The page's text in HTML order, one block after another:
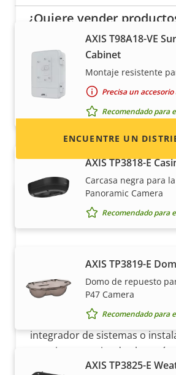
AXIS T98A18-VE
Cabinet
Montaje resistente
Precisa un
Recomendado para
AXIS TP3818-E
Carcasa negra para
Panoramic Camera
Recomendado para
AXIS TP3819-E
Domo de repuesto
P47 Camera
Recomendado para
AXIS TP3825-E
¿Quiere vender
¿Está interesado en
revendedor? Encuentre
contacto de distribuidores
sistemas Axis.
ENCUENTRE UN
Hágase socio
¿Es usted un revendedor,
integrador de sistemas o
socios en casi todos los
¡Descubra cómo convertirse